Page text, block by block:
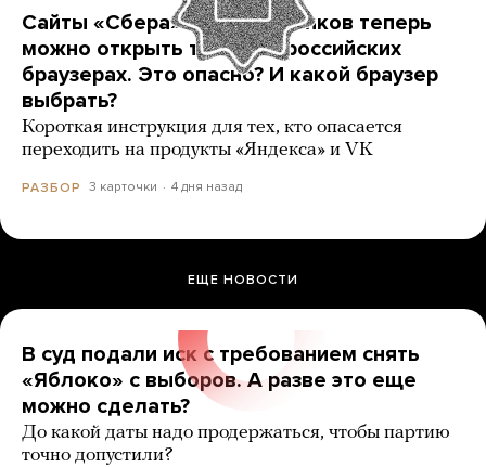
Сайты «Сбера» и других банков теперь
можно открыть только в российских
браузерах. Это опасно? И какой браузер
выбрать?
Короткая инструкция для тех, кто опасается
переходить на продукты «Яндекса» и VK
РАЗБОР 3 карточки 4 дня назад
ЕЩЕ НОВОСТИ
В суд подали иск с требованием снять
«Яблоко» с выборов. А разве это еще
можно сделать?
До какой даты надо продержаться, чтобы партию
точно допустили?